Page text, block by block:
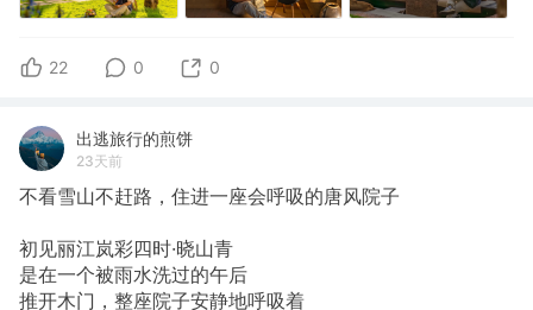
22 0 0
出逃旅行的煎饼
23天前
不看雪山不赶路，住进一座会呼吸的唐风院子
初见丽江岚彩四时·晓山青
是在一个被雨水洗过的午后
推开木门，整座院子安静地呼吸着